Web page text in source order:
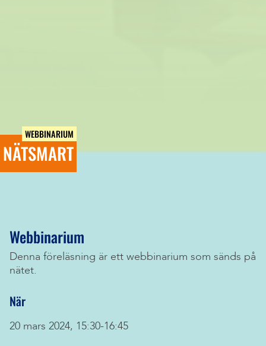
WEBBINARIUM
NÄTSMART
Webbinarium
Denna föreläsning är ett webbinarium som sänds på
nätet.
När
20 mars 2024, 15:30-16:45